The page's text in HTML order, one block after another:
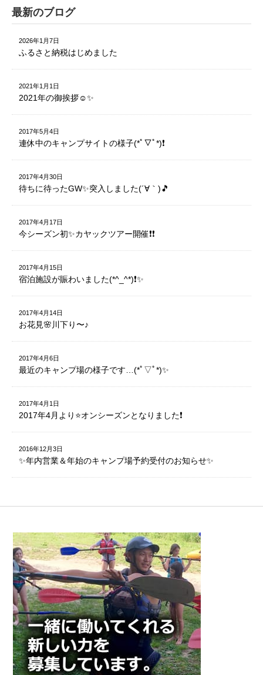
最新のブログ
2026年1月7日
ふるさと納税はじめました
2021年1月1日
2021年の御挨拶☺️✨
2017年5月4日
連休中のキャンプサイトの様子(*ﾟ▽ﾟ*)❗️
2017年4月30日
待ちに待ったGW✨突入しました(´∀｀)🎵
2017年4月17日
今シーズン初✨カヤックツアー開催❗️❗️
2017年4月15日
宿泊施設が賑わいました(*^_^*)❗️✨
2017年4月14日
お花見🌸川下り〜♪
2017年4月6日
最近のキャンプ場の様子です…(*ﾟ▽ﾟ*)✨
2017年4月1日
2017年4月より⭐️オンシーズンとなりました❗️
2016年12月3日
✨年内営業＆年始のキャンプ場予約受付のお知らせ✨